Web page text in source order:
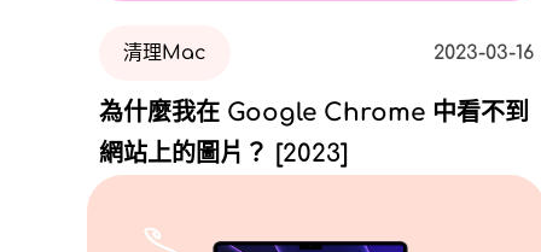
清理Mac 2023-03-16
為什麼我在 Google Chrome 中看不到
網站上的圖片？ [2023]